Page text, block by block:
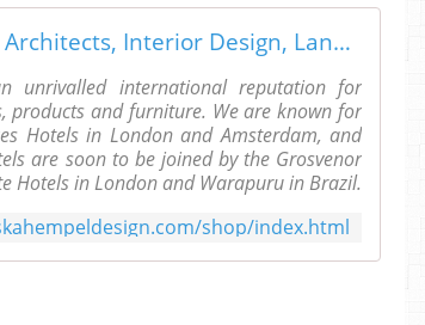
Anouska Hempel Design | Architects, Interior Design, Landscapes, Product Design and Furniture
unrivalled international reputation for
products and furniture. We are known for
Hotels in London and Amsterdam, and
are soon to be joined by the Grosvenor
Hotels in London and Warapuru in Brazil.
shop/index.html